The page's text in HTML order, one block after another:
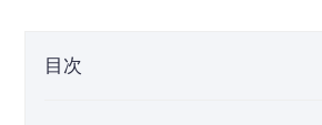
目次